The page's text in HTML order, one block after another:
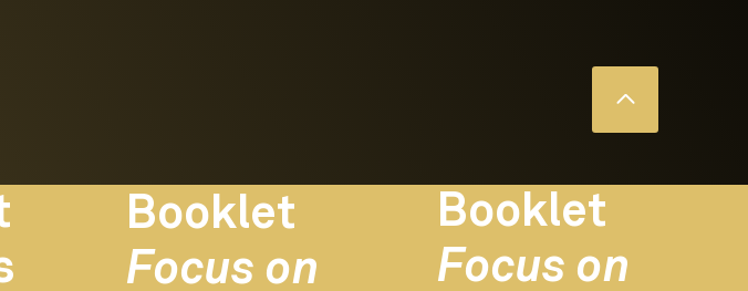
Booklet
Focus on
Booklet
Focus on